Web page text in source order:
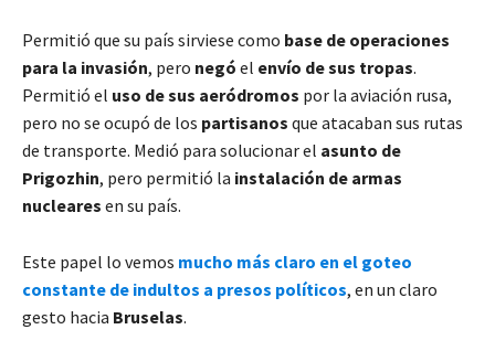
Permitió que su país sirviese como base de operaciones
para la invasión, pero negó el envío de sus tropas.
Permitió el uso de sus aeródromos por la aviación rusa,
pero no se ocupó de los partisanos que atacaban sus rutas
de transporte. Medió para solucionar el asunto de
Prigozhin, pero permitió la instalación de armas
nucleares en su país.
Este papel lo vemos mucho más claro en el goteo
constante de indultos a presos políticos, en un claro
gesto hacia Bruselas.